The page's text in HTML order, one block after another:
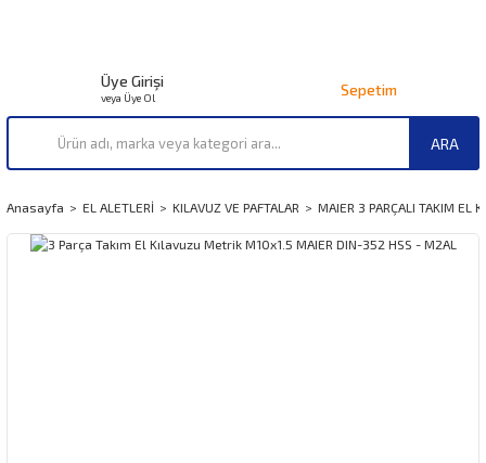
ARA
Üye Girişi
veya Üye Ol Sepetim
Anasayfa EL ALETLERİ KILAVUZ VE PAFTALAR MAIER 3 PARÇALI TAKIM EL